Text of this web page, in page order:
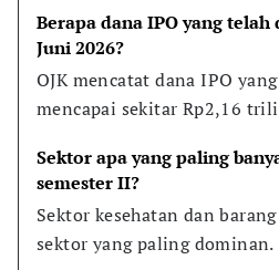
Berapa dana IPO yang
Juni 2026?
OJK mencatat dana IPO
mencapai sekitar Rp2,16
Sektor apa yang paling
semester II?
Sektor kesehatan dan
sektor yang paling dominan.